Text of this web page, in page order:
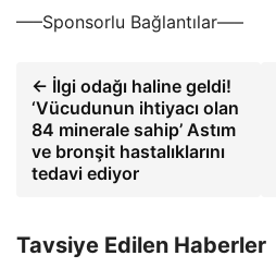
—–Sponsorlu Bağlantılar—–
← İlgi odağı haline geldi!
‘Vücudunun ihtiyacı olan
84 minerale sahip’ Astım
ve bronşit hastalıklarını
tedavi ediyor
Tavsiye Edilen Haberler